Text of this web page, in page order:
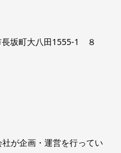
坂町大八田1555-1 ８
社が企画・運営を行ってい